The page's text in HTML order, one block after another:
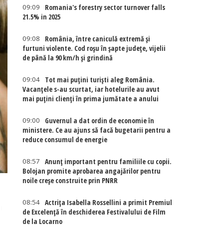
09:09
Romania's forestry sector turnover falls
21.5% in 2025
09:08
România, între caniculă extremă și
furtuni violente. Cod roșu în șapte județe, vijelii
de până la 90 km/h și grindină
09:04
Tot mai puțini turiști aleg România.
Vacanțele s-au scurtat, iar hotelurile au avut
mai puțini clienți în prima jumătate a anului
09:00
Guvernul a dat ordin de economie în
ministere. Ce au ajuns să facă bugetarii pentru a
reduce consumul de energie
08:57
Anunț important pentru familiile cu copii.
Bolojan promite aprobarea angajărilor pentru
noile creșe construite prin PNRR
08:54 Actriţa Isabella Rossellini a primit Premiul
de Excelenţă în deschiderea Festivalului de Film
de la Locarno